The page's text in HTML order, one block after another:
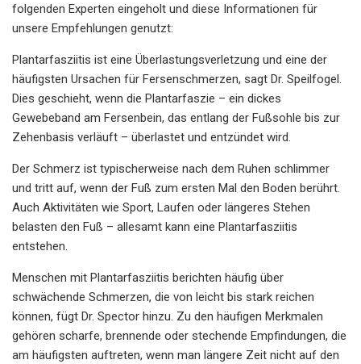
folgenden Experten eingeholt und diese Informationen für
unsere Empfehlungen genutzt:
Plantarfasziitis ist eine Überlastungsverletzung und eine der
häufigsten Ursachen für Fersenschmerzen, sagt Dr. Speilfogel.
Dies geschieht, wenn die Plantarfaszie – ein dickes
Gewebeband am Fersenbein, das entlang der Fußsohle bis zur
Zehenbasis verläuft – überlastet und entzündet wird.
Der Schmerz ist typischerweise nach dem Ruhen schlimmer
und tritt auf, wenn der Fuß zum ersten Mal den Boden berührt.
Auch Aktivitäten wie Sport, Laufen oder längeres Stehen
belasten den Fuß – allesamt kann eine Plantarfasziitis
entstehen.
Menschen mit Plantarfasziitis berichten häufig über
schwächende Schmerzen, die von leicht bis stark reichen
können, fügt Dr. Spector hinzu. Zu den häufigen Merkmalen
gehören scharfe, brennende oder stechende Empfindungen, die
am häufigsten auftreten, wenn man längere Zeit nicht auf den